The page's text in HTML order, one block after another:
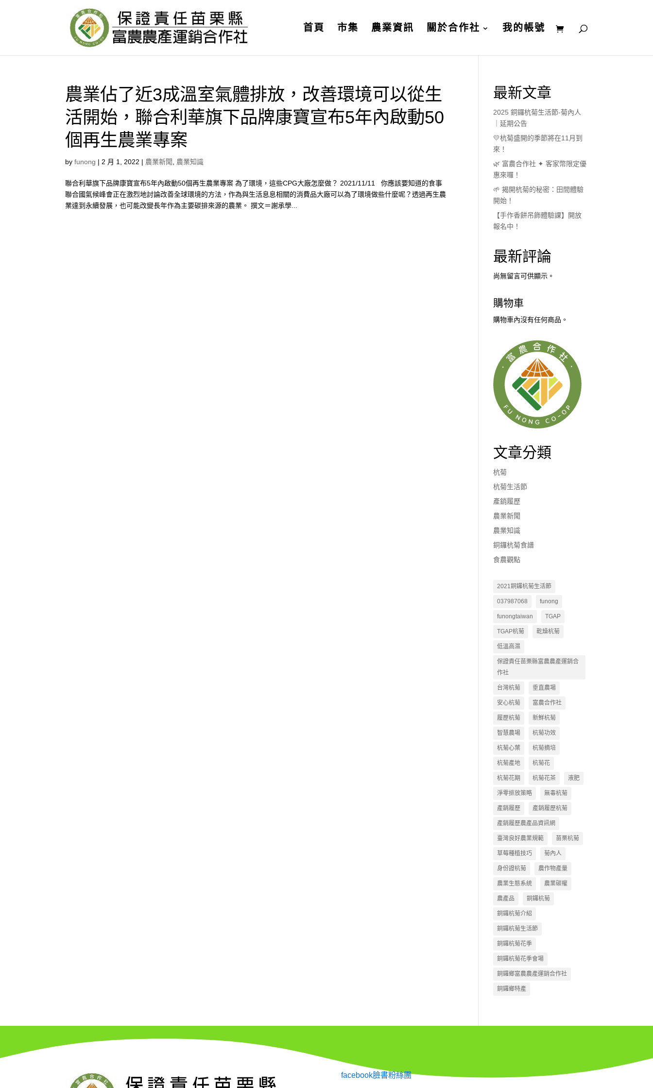
首頁 市集 農業資訊 關於合作社 我的帳號
農業佔了近3成溫室氣體排放，改善環境可以從生
活開始，聯合利華旗下品牌康寶宣布5年內啟動50
個再生農業專案
byfunong | 2 月 1, 2022 | 農業新聞 農業知識
聯合利華旗下品牌康寶宣布5年內啟動50個再生農業專案 為了環境，這些CPG大廠怎麼做？ 2021/11/11 你應該要知道的食事
聯合國氣候峰會正在激烈地討論改善全球環境的方法，作為與生活息息相關的消費品大廠可以為了環境做些什麼呢？透過再生農
業達到永續發展，也可能改變長年作為主要碳排來源的農業。 撰文＝謝承學...
最新文章
2025 銅鑼杭菊生活節-菊內人
｜延期公告
💛杭菊盛開的季節將在11月到
來！
🌿 富農合作社 ✦ 客家幣限定優
惠來囉！
🌱 揭開杭菊的秘密：田間體驗
開始！
【手作香餅吊飾體驗課】開放
報名中！
最新評論
尚無留言可供顯示。
購物車
購物車內沒有任何商品。
文章分類
杭菊
杭菊生活節
產銷履歷
農業新聞
農業知識
銅鑼杭菊食譜
食農觀點
2021銅鑼杭菊生活節
037987068 funong
funongtaiwan TGAP
TGAP杭菊 乾燥杭菊
低溫高濕
保證責任苗栗縣富農農產運銷合
作社
台灣杭菊 垂直農場
安心杭菊 富農合作社
履歷杭菊 新鮮杭菊
智慧農場 杭菊功效
杭菊心葉 杭菊摘培
杭菊產地 杭菊花
杭菊花期 杭菊花茶 液肥
淨零排放策略 無毒杭菊
產銷履歷 產銷履歷杭菊
產銷履歷農產品資訊網
臺灣良好農業規範 苗栗杭菊
草莓種植技巧 菊內人
身份證杭菊 農作物產量
農業生態系統 農業碳權
農產品 銅鑼杭菊
銅鑼杭菊介紹
銅鑼杭菊生活節
銅鑼杭菊花季
銅鑼杭菊花季會場
銅鑼鄉富農農產運銷合作社
銅鑼鄉特產
facebook臉書粉絲團